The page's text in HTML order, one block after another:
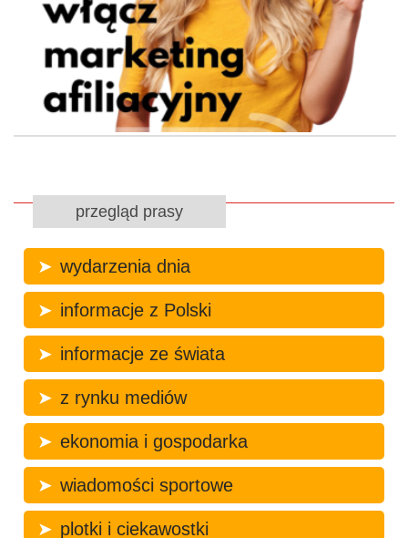
przegląd prasy
wydarzenia dnia
informacje z Polski
informacje ze świata
z rynku mediów
ekonomia i gospodarka
wiadomości sportowe
plotki i ciekawostki